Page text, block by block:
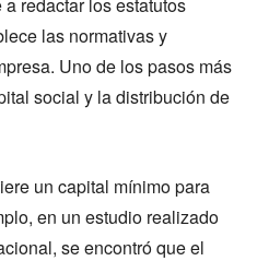
las normativas y
Uno de los pasos más
social y la distribución de
un capital mínimo para
en un estudio realizado
se encontró que el